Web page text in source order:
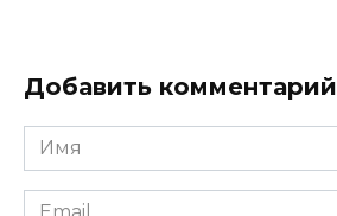
Добавить комментарий
Имя
*
Email